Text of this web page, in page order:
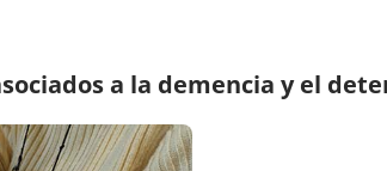
a la demencia y el